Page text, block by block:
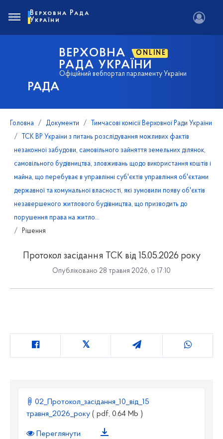
РАДА
ВЕРХОВНА ONLINE
РАДА УКРАЇНИ
Офіційний вебпортал парламенту України
Верховна Рада
України
Головна Документи
Тимчасові комісії Верховної Ради України
ТСК ВР України з питань розслідування можливих фактів
незаконної забудови, самовільного зайняття земельних ділянок,
самовільного будівництва, зловживань щодо використання коштів і
майна, що перебуває в управлінні суб'єктів управління об'єктами
державної та комунальної власності, які зумовили появу об'єктів
незавершеного житлового будівництва, що призводить до
порушення права на житло...
Рішення
Протокол засідання ТСК від 15.05.2026 року
Опубліковано 28 травня 2026, о 17:10
02_Протокол_засідання_10_від_15
травня_2026_року ( pdf, 0.64 Mb )
Переглянути